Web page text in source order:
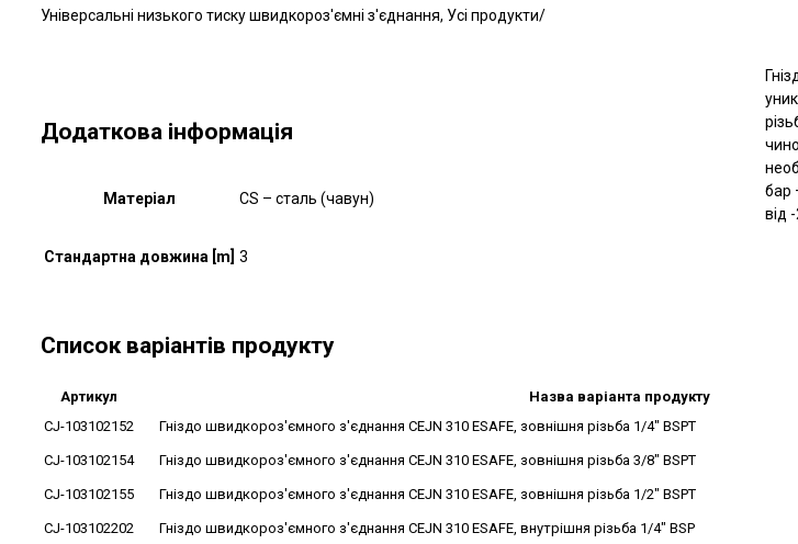
Універсальні низького тиску швидкороз'ємні з'єднання, Усі продукти/
Додаткова інформація
Матеріал CS – сталь (чавун)
Стандартна довжина [m] 3
бар
від
Список варіантів продукту
Артикул Назва варіанта продукту
CJ-103102152
Гніздо швидкороз'ємного з'єднання CEJN 310 ESAFE, зовнішня різьба 1/4" BSPT
CJ-103102154
Гніздо швидкороз'ємного з'єднання CEJN 310 ESAFE, зовнішня різьба 3/8" BSPT
CJ-103102155
Гніздо швидкороз'ємного з'єднання CEJN 310 ESAFE, зовнішня різьба 1/2" BSPT
CJ-103102202
Гніздо швидкороз'ємного з'єднання CEJN 310 ESAFE, внутрішня різьба 1/4" BSP